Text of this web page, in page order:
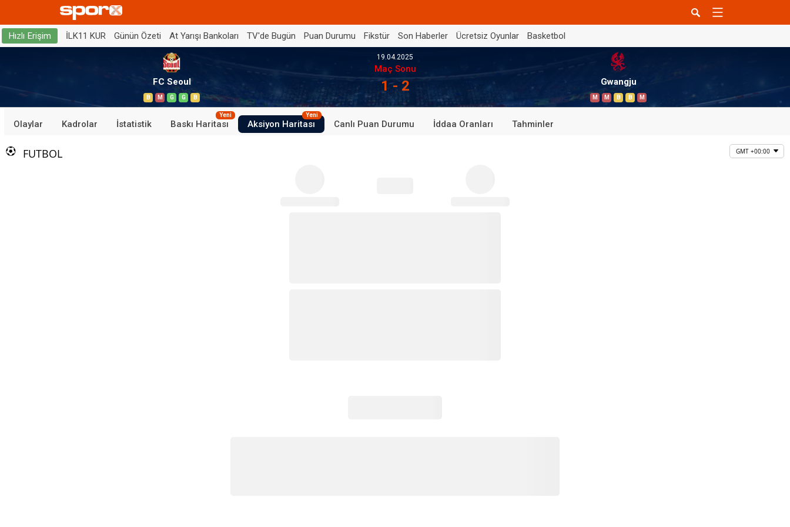
Hızlı Erişim İLK11 KUR Günün Özeti At Yarışı Bankoları TV'de Bugün Puan Durumu Fikstür Son Haberler Ücretsiz Oyunlar Basketbol
FC Seoul
B M G G B
19.04.2025
Maç Sonu
1 - 2 Gwangju
M M B B M
Olaylar Kadrolar İstatistik Baskı Haritası
Yeni
Aksiyon Haritası
Yeni
Canlı Puan Durumu İddaa Oranları Tahminler
FUTBOL GMT +00:00